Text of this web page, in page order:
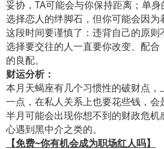
妥协，TA可能会与你保持距离；单
选择恋人的绊脚石，但你可能会因
这段时间要谨慎了：违背自己的原
选择要交往的人一直要你改变、配合
的良配。
财运分析：
本月天蝎座有几个习惯性的破财点，
一点，在私人关系上也要花些钱，
半月可能会出现你想不到的财政危
心遇到黑中介之类的。
【免费~你有机会成为职场红人吗】